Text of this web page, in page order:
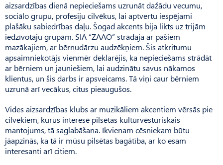
aizsardzības dienā nepieciešams uzrunāt dažādu vecumu,
sociālo grupu, profesiju cilvēkus, lai aptvertu iespējami
plašāku sabiedrības daļu. Šogad akcents bija likts uz trijām
iedzīvotāju grupām. SIA “ZAAO” strādāja ar pašiem
mazākajiem, ar bērnudārzu audzēkņiem. Šis atkritumu
apsaimniekotājs vienmēr deklarējis, ka nepieciešams strādāt
ar bērniem un jauniešiem, lai audzinātu savus nākamos
klientus, un šis darbs ir apsveicams. Tā viņi caur bērniem
uzrunā arī vecākus, citus pieaugušos.
Vides aizsardzības klubs ar muzikāliem akcentiem vērsās pie
cilvēkiem, kurus interesē pilsētas kultūrvēsturiskais
mantojums, tā saglabāšana. Ikvienam cēsniekam būtu
jāapzinās, ka tā ir mūsu pilsētas bagātība, ar ko esam
interesanti arī citiem.